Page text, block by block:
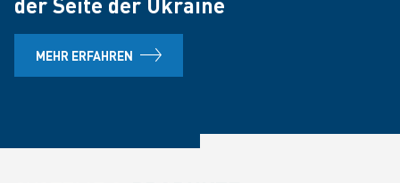
MEHR ERFAHREN